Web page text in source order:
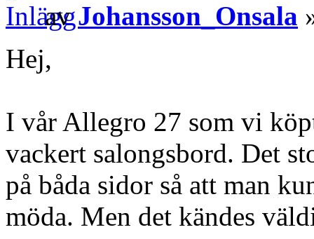
avJohansson_Onsala
Hej,
I vår Allegro 27 som vi
vackert salongsbord. Det
på båda sidor så att man
möda. Men det kändes